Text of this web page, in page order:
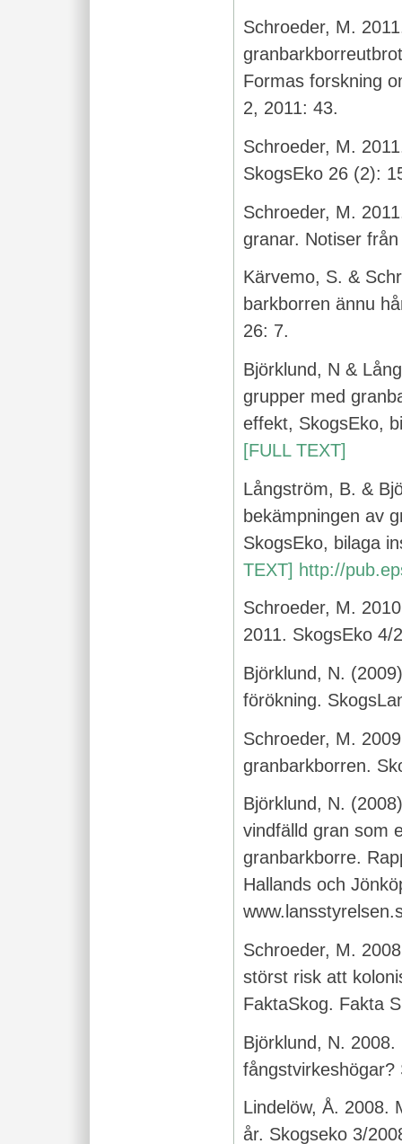
Schroeder, M.
Formas forskning
2, 2011: 43.
Schroeder, M.
SkogsEko 26 (2):
Schroeder, M.
granar. Notiser
Kärvemo, S. &
barkborren ännu
26: 7.
Björklund, N &
grupper med
effekt, SkogsEko,
[FULL TEXT]
Långström, B. &
bekämpningen av
SkogsEko, bilaga
TEXT] http://
Schroeder, M.
2011. SkogsEko 4/
Björklund, N.
förökning.
Schroeder, M.
granbarkborren.
Björklund, N.
vindfälld gran som
granbarkborre.
Hallands och
Schroeder, M.
störst risk att
FaktaSkog. Fakta
Björklund, N.
fångstvirkeshögar?
Lindelöw, Å. 2008.
år. Skogseko 3/